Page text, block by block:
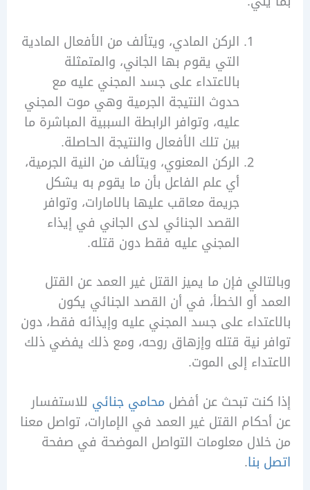
الركن المادي، ويتألف من الأفعال المادية
التي يقوم بها الجاني، والمتمثلة
بالاعتداء على جسد المجني عليه مع
حدوث النتيجة الجرمية وهي موت المجني
عليه، وتوافر الرابطة السببية المباشرة ما
بين تلك الأفعال والنتيجة الحاصلة.
الركن المعنوي، ويتألف من النية الجرمية،
أي علم الفاعل بأن ما يقوم به يشكل
جريمة معاقب عليها بالامارات، وتوافر
القصد الجنائي لدى الجاني في إيذاء
المجني عليه فقط دون قتله.
فإن ما يميز القتل غير العمد عن القتل
أو الخطأ، في أن القصد الجنائي يكون
على جسد المجني عليه وإيذائه فقط، دون
نية قتله وإزهاق روحه، ومع ذلك يفضي ذلك
إلى الموت.
تبحث عن أفضلمحامي جنائيللاستفسار
القتل غير العمد في الإمارات، تواصل معنا
معلومات التواصل الموضحة في صفحة
.